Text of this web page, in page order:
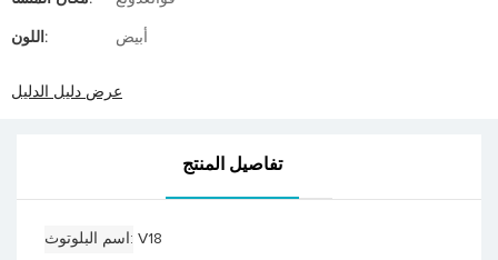
اللون: أبيض
عرض دليل الدليل
تفاصيل المنتج
اسم البلوتوث V18